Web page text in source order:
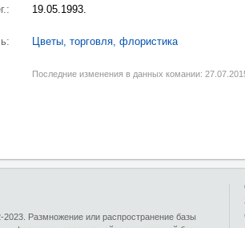
19.05.1993.
Цветы, торговля, флористика
Последние изменения в данных комании:
2023. Размножение или распространение базы